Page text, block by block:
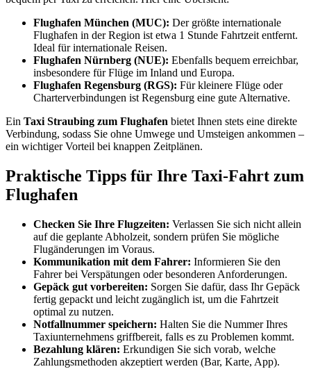
Flughafen München (MUC): Der größte internationale
Flughafen in der Region ist etwa 1 Stunde Fahrtzeit entfernt.
Ideal für internationale Reisen.
Flughafen Nürnberg (NUE): Ebenfalls bequem erreichbar,
insbesondere für Flüge im Inland und Europa.
Flughafen Regensburg (RGS): Für kleinere Flüge oder
Charterverbindungen ist Regensburg eine gute Alternative.
Ein Taxi Straubing zum Flughafen bietet Ihnen stets eine direkte
Verbindung, sodass Sie ohne Umwege und Umsteigen ankommen –
ein wichtiger Vorteil bei knappen Zeitplänen.
Praktische Tipps für Ihre Taxi-Fahrt zum
Flughafen
Checken Sie Ihre Flugzeiten: Verlassen Sie sich nicht allein
auf die geplante Abholzeit, sondern prüfen Sie mögliche
Flugänderungen im Voraus.
Kommunikation mit dem Fahrer: Informieren Sie den
Fahrer bei Verspätungen oder besonderen Anforderungen.
Gepäck gut vorbereiten: Sorgen Sie dafür, dass Ihr Gepäck
fertig gepackt und leicht zugänglich ist, um die Fahrtzeit
optimal zu nutzen.
Notfallnummer speichern: Halten Sie die Nummer Ihres
Taxiunternehmens griffbereit, falls es zu Problemen kommt.
Bezahlung klären: Erkundigen Sie sich vorab, welche
Zahlungsmethoden akzeptiert werden (Bar, Karte, App).